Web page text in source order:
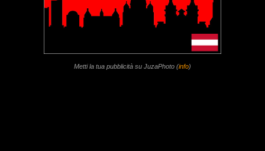
Metti la tua pubblicità su JuzaPhoto (info)